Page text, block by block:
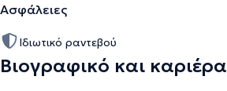
Ασφάλειες
Ιδιωτικό ραντεβού
Βιογραφικό και καριέρα